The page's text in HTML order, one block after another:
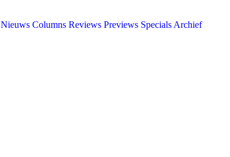
Nieuws Columns Reviews Previews Specials Archief